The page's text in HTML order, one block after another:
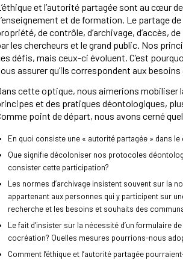
et l’autorité partagée sont au cœur
et de formation. Le partage
de contrôle, d’archivage, d’accès,
les chercheurs et le grand public. Nos
défis, mais ceux-ci évoluent. C’est
assurer qu’ils correspondent aux
cette optique, nous aimerions mobiliser
et des pratiques déontologiques,
point de départ, nous avons cerné
En quoi consiste une « autorité partagée » dans
Que signifie décoloniser nos protocoles
consister cette participation?
Les normes d’archivage insistent souvent sur la
appartenant aux personnes qui y participent sur
recherche et les besoins et souhaits des
Le fait d’insister sur la nécessité d’un formulaire
cocréation? Quelles mesures pourrions-nous
Comment l’éthique et l’autorité partagée